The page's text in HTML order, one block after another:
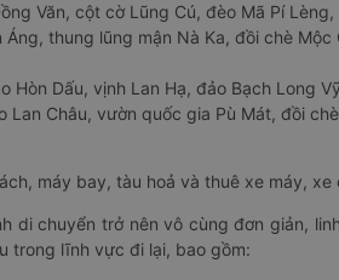
Văn, cột cờ Lũng Cú, đèo Mã Pí
Áng, thung lũng mận Nà Ka, đồi chè
Hòn Dấu, vịnh Lan Hạ, đảo Bạch Long
Lan Châu, vườn quốc gia Pù Mát, đồi
máy bay, tàu hoả và thuê xe máy,
di chuyển trở nên vô cùng đơn giản,
trong lĩnh vực đi lại, bao gồm: